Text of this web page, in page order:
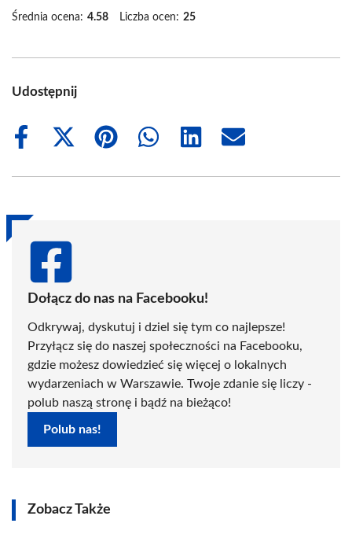
Średnia ocena: 4.58 Liczba ocen: 25
Udostępnij
Share
Share
(Twitter)
Share
Share
Share
Share
Dołącz do nas na Facebooku!
Odkrywaj, dyskutuj i dziel się tym co najlepsze!
Przyłącz się do naszej społeczności na Facebooku,
gdzie możesz dowiedzieć się więcej o lokalnych
wydarzeniach w Warszawie. Twoje zdanie się liczy -
polub naszą stronę i bądź na bieżąco!
Polub nas!
Zobacz Także